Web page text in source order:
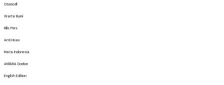
Otomotif
Warta Bumi
Rilis Pers
Anti Hoax
Mata Indonesia
ANTARA Doeloe
English Edition